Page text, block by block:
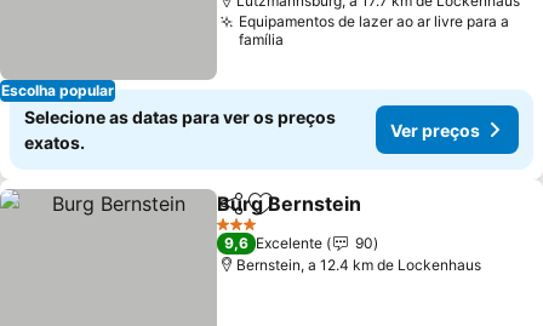
Escolha popular
Equipamentos de lazer ao ar livre para a
família
Selecione as datas para ver os preços
exatos.
Ver preços
PartilharAdicionar aos favoritos
Burg Bernstein
3 Estrelas
9,6 Excelente
90
Bernstein, a 12.4 km de Lockenhaus